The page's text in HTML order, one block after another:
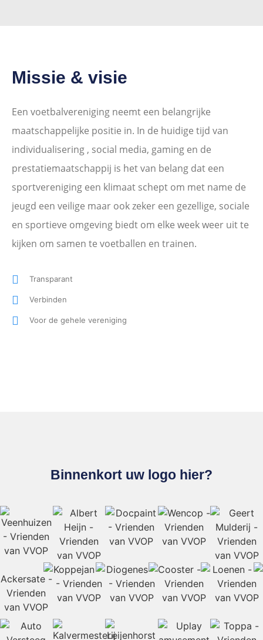
Missie & visie
Een voetbalvereniging neemt een belangrijke
maatschappelijke positie in. In de huidige tijd van
individualisering , social media, gaming en de
prestatiemaatschappij is het van belang dat een
sportvereniging een klimaat schept om met name de
jeugd een veilige maar ook zeker een gezellige, sociale
en sportieve omgeving biedt om elke week weer uit te
kijken om samen te voetballen en trainen.
Transparant
Verbinden
Voor de gehele vereniging
Binnenkort uw logo hier?